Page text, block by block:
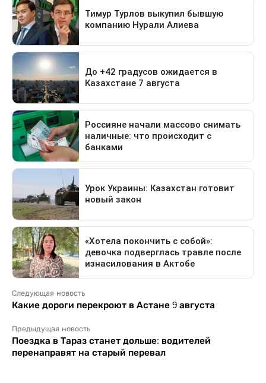
Следующая новость
Какие дороги перекроют в Астане 9 августа
Предыдущая новость
Поездка в Тараз станет дольше: водителей
перенаправят на старый перевал